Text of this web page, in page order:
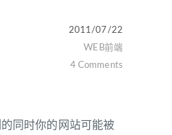
2011/07/22
WEB前端
4 Comments
同时你的网站可能被